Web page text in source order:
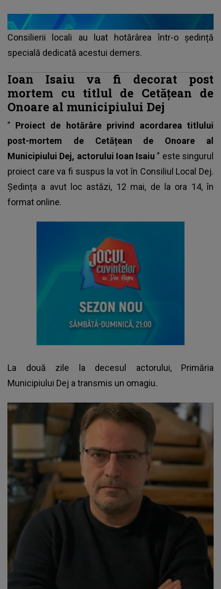
Consilierii locali au luat hotărârea într-o ședință
specială dedicată acestui demers.
Ioan Isaiu va fi decorat post
mortem cu titlul de Cetățean de
Onoare al municipiului Dej
” Proiect de hotărâre privind acordarea titlului
post-mortem de Cetățean de Onoare al
Municipiului Dej, actorului Ioan Isaiu” este singurul
proiect care va fi suspus la vot în Consiliul Local Dej.
Ședința a avut loc astăzi, 12 mai, de la ora 14, în
format online.
La două zile la decesul actorului, Primăria
Municipiului Dej a transmis un omagiu.